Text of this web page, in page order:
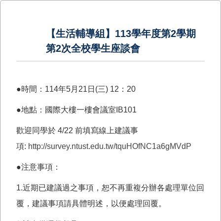
【生活輔導組】113學年度第2學期
第2次全校學生座談會
●時間：114年5月21日(三) 12：20
●地點：國際大樓一樓會議室IB101
歡迎同學於 4/22 前填寫線上建議事
項: http://survey.ntust.edu.tw/tquHOfNC1a6gMVdP
●注意事項：
1.近期已建議過之事項，恕不再重複分辦各處理單位回
覆，建議事項請具體明述，以便處理回覆。